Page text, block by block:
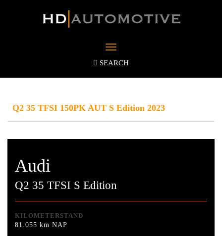
Toggle
SEARCH
Q2 35 TFSI 150PK AUT S Edition 2023
Audi
Q2 35 TFSI S Edition
KILOMETERSTAND
81.055 km NAP